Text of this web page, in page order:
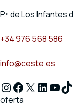
P.º de Los Infantes
+34 976 568 586
info@ceste.es
Instagram
Facebook
X
oferta